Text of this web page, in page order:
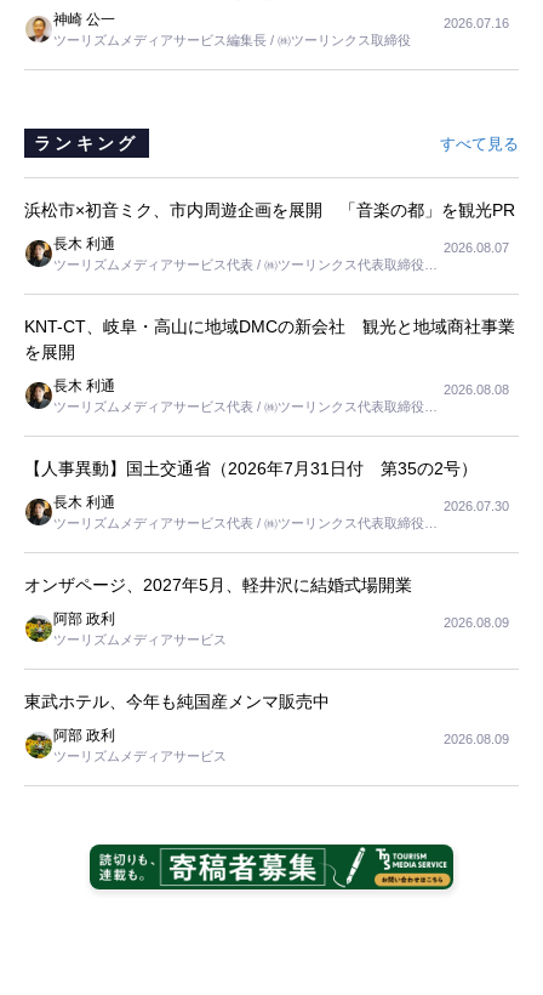
すが、私と妹にとっては、半日仕事ででした。シニアの住まい選び
は、当人だけではなく、世話をする家族の足の便も考えない外池ない
と思いました。
神崎 公一
ツーリズムメディアサービス編集長 / ㈱ツーリンクス取締役
2026.07.16
ランキング すべて見る
浜松市×初音ミク、市内周遊企画を展開 「音楽の都」を観光PR
長木 利通
ツーリズムメディアサービス代表 / ㈱ツーリンクス代表取締役社
2026.08.07
KNT-CT、岐阜・高山に地域DMCの新会社 観光と地域商社事業
を展開
長木 利通
ツーリズムメディアサービス代表 / ㈱ツーリンクス代表取締役社
2026.08.08
【人事異動】国土交通省（2026年7月31日付 第35の2号）
長木 利通
ツーリズムメディアサービス代表 / ㈱ツーリンクス代表取締役社
2026.07.30
オンザページ、2027年5月、軽井沢に結婚式場開業
阿部 政利
ツーリズムメディアサービス
2026.08.09
東武ホテル、今年も純国産メンマ販売中
阿部 政利
ツーリズムメディアサービス
2026.08.09